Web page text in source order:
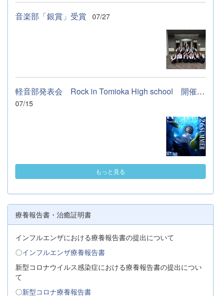
音楽部「銀賞」受賞 07/27
軽音部発表会 Rock in Tomioka High school 開催します
07/15
もっと見る
療養報告書・治癒証明書
インフルエンザにおける療養報告書の提出について
〇インフルエンザ療養報告書
新型コロナウイルス感染症における療養報告書の提出につい
て
〇新型コロナ療養報告書